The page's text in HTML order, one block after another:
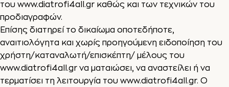
του www.diatrofi4all.gr καθώς και των τεχνικών του
προδιαγραφών.
Επίσης διατηρεί το δικαίωμα οποτεδήποτε,
αναιτιολόγητα και χωρίς προηγούμενη ειδοποίηση του
χρήστη/καταναλωτή/επισκέπτη/ μέλους του
www.diatrofi4all.gr να ματαιώσει, να αναστείλει ή να
τερματίσει τη λειτουργία του www.diatrofi4all.gr. Ο